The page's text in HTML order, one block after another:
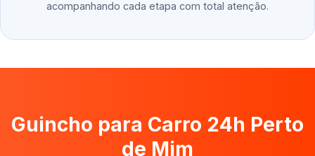
acompanhando cada etapa com total atenção.
Guincho para Carro 24h Perto
de Mim